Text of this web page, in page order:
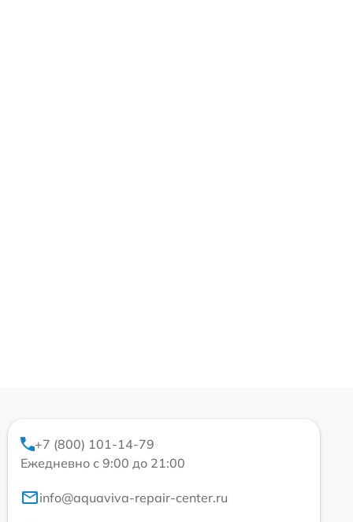
+7 (800) 101-14-79
Ежедневно с 9:00 до 21:00
info@aquaviva-repair-center.ru